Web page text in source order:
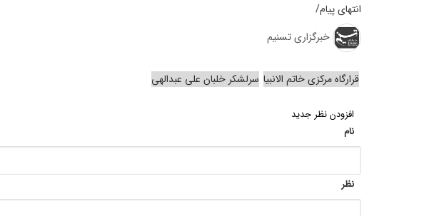
انتهای پیام/
خبرگزاری تسنیم
قرارگاه مرکزی خاتم الانبیا سرلشکر خلبان علی عبدالهی
افزودن نظر جدید
نام
نظر